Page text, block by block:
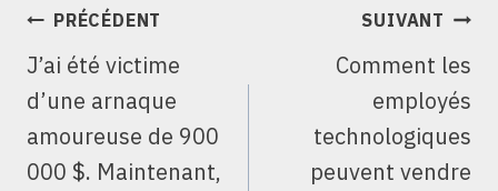
NAVIGATION
L’ARTICLE
PRÉCÉDENT
J’ai été victime
d’une arnaque
amoureuse de 900
000 $. Maintenant,
SUIVANT
Comment les
employés
technologiques
peuvent vendre